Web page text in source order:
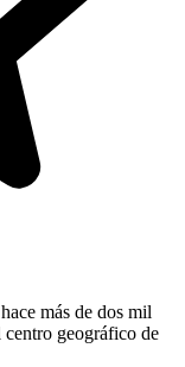
más de dos mil
centro geográfico de